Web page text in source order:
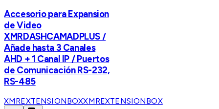
Accesorio para Expansion
de Video
XMRDASHCAMADPLUS /
Añade hasta 3 Canales
AHD + 1 Canal IP / Puertos
de Comunicación RS-232,
RS-485
XMREXTENSIONBOXXMREXTENSIONBOX